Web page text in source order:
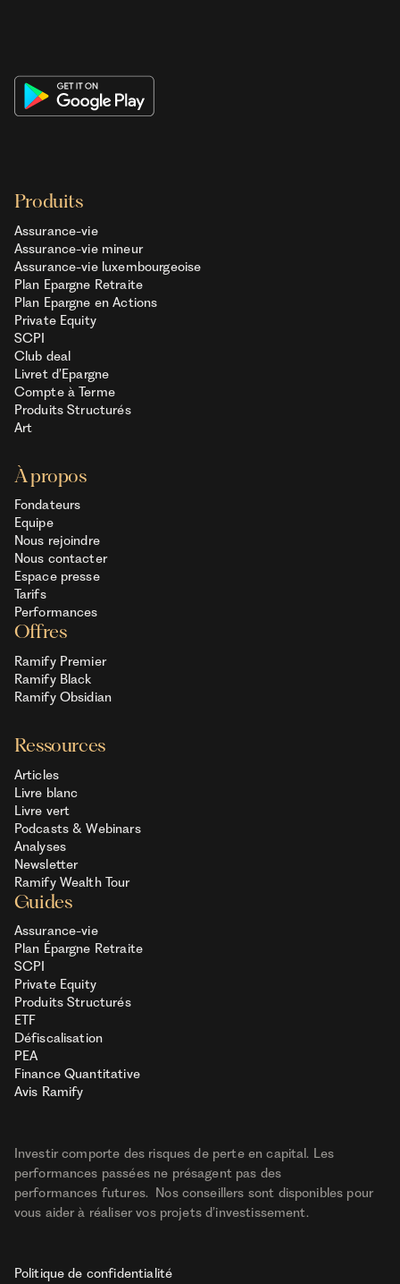
Produits
Assurance-vie
Assurance-vie mineur
Assurance-vie luxembourgeoise
Plan Epargne Retraite
Plan Epargne en Actions
Private Equity
SCPI
Club deal
Livret d’Epargne
Compte à Terme
Produits Structurés
Art
À propos
Fondateurs
Equipe
Nous rejoindre
Nous contacter
Espace presse
Tarifs
Performances
Offres
Ramify Premier
Ramify Black
Ramify Obsidian
Ressources
Articles
Livre blanc
Livre vert
Podcasts & Webinars
Analyses
Newsletter
Ramify Wealth Tour
Guides
Assurance-vie
Plan Épargne Retraite
SCPI
Private Equity
Produits Structurés
ETF
Défiscalisation
PEA
Finance Quantitative
Avis Ramify
Investir comporte des risques de perte en capital. Les
performances passées ne présagent pas des
performances futures. Nos conseillers sont disponibles pour
vous aider à réaliser vos projets d’investissement.
Politique de confidentialité